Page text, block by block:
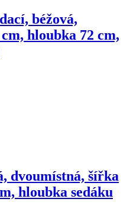
béžová,
hloubka 72 cm,
dvoumístná, šířka
hloubka sedáku